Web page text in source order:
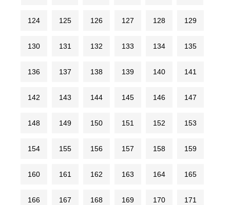
124 125 126 127 128 129
130 131 132 133 134 135
136 137 138 139 140 141
142 143 144 145 146 147
148 149 150 151 152 153
154 155 156 157 158 159
160 161 162 163 164 165
166 167 168 169 170 171